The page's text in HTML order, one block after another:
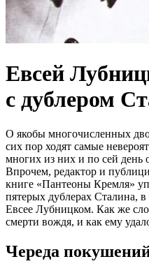
Евсей
с дублером
О якобы многочисленных
сих пор ходят самые
многих из них и по сей день
Впрочем, редактор и
книге «Пантеоны Кремля»
пятерых дублерах Сталина,
Евсее Лубницком. Как же
смерти вождя, и как ему
Череда